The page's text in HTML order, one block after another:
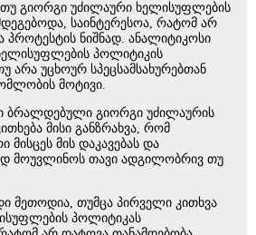
თუ გიორგი უძილაური ხელისუფლების
საინტერესოა, რატომ არ
პროტესტის ნიშნად. ანალიტიკოსი
პოლიტიკის
არა უცხოურ სპეცსამსახურებთან
მოტივი.
ბრალდებული გიორგი უძილაურის
მისი განზრახვა, რომ
მის დაკავებას და
მოუვლინოს თავი ადგილობრივ თუ
მეთოდია, თუმცა პირველი კითხვა
პოლიტიკას